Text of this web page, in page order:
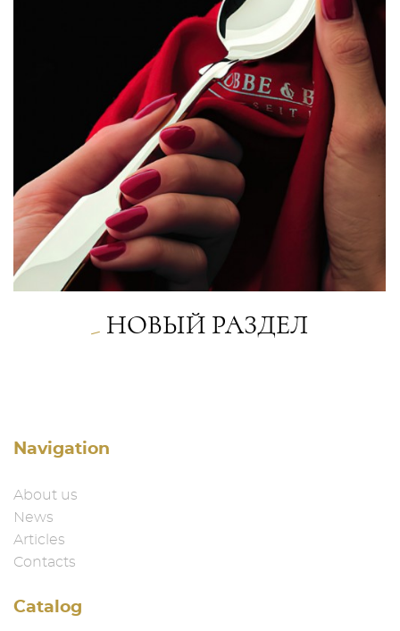
НОВЫЙ РАЗДЕЛ
Navigation
About us
News
Articles
Contacts
Catalog